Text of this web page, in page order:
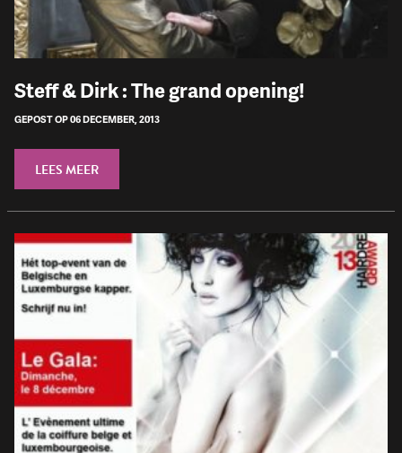
Steff & Dirk : The grand opening!
GEPOST OP 06 DECEMBER, 2013
LEES MEER